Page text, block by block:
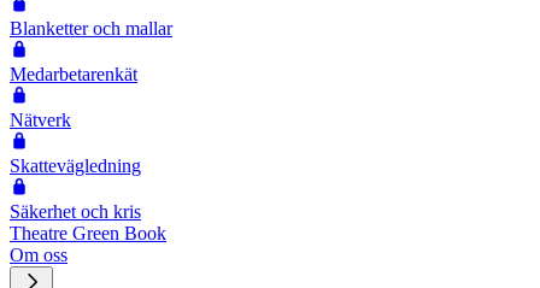
Blanketter och mallar
Medarbetarenkät
Nätverk
Skattevägledning
Säkerhet och kris
Theatre Green Book
Om oss